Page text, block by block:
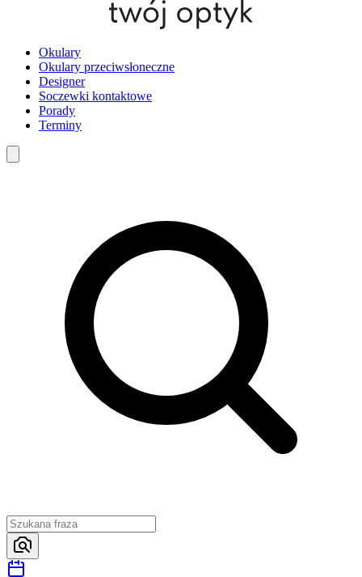
Okulary
Okulary przeciwsłoneczne
Designer
Soczewki kontaktowe
Porady
Terminy